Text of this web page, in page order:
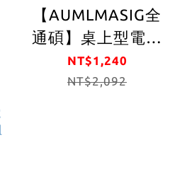
【AUMLMASIG全
通碩】桌上型電腦
USB3擴充卡 6+2組
高速後置
NT$1,240
NT$2,092